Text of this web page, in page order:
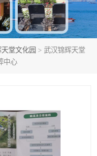
堂文化园 > 武汉锦辉天堂
中心
鹤湖湿地公园
福净土陵园
门峰人文纪念园